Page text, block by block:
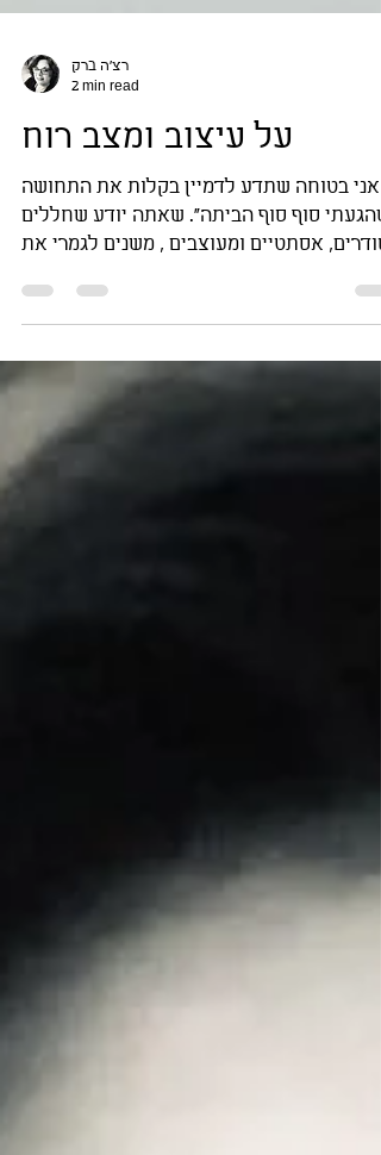
2 min read
על עיצוב ומצב רוח
אני בטוחה שתדע לדמיין בקלות את התחושה
אסתטיים ומעוצבים , משנים לגמרי את
שביעות הרצון...